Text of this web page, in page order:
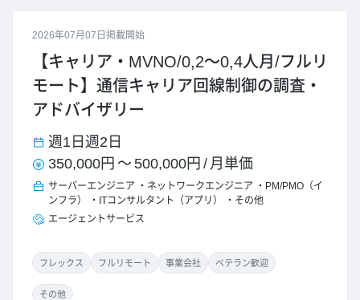
2026年07月07日掲載開始
【キャリア・MVNO/0,2～0,4人月/フルリ
モート】通信キャリア回線制御の調査・
アドバイザリー
週1日 週2日
350,000円 ～ 500,000円 / 月単価
サーバーエンジニア ネットワークエンジニア
PM/PMO（イ
ンフラ）
ITコンサルタント（アプリ）
その他
エージェントサービス
フレックス フルリモート 事業会社 ベテラン歓迎
その他